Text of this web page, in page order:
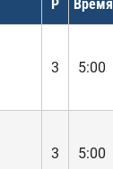
Р Время
3
5:00
3
5:00